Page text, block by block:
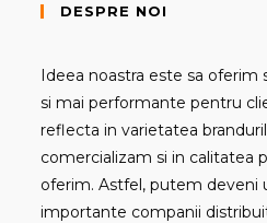
DESPRE NOI
Ideea noastra este sa oferim
si mai performante pentru
reflecta in varietatea
comercializam si in calitatea
oferim. Astfel, putem deveni
importante companii